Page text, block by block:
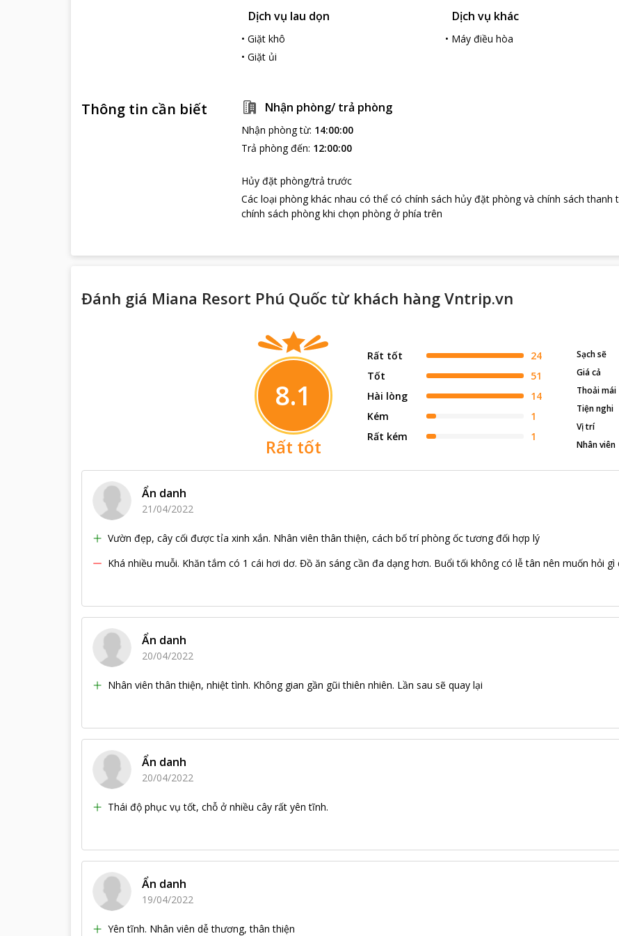
Dịch vụ lau dọn
• Giặt khô
• Giặt ủi
Dịch vụ khác
• Máy điều hòa
Thông tin cần biết Nhận phòng/ trả phòng
Nhận phòng từ: 14:00:00
Trả phòng đến: 12:00:00
Hủy đặt phòng/trả trước
Các loại phòng khác nhau có thể có chính sách hủy đặt phòng và chính sách thanh
chính sách phòng khi chọn phòng ở phía trên
Đánh giá Miana Resort Phú Quốc từ khách hàng Vntrip.vn
8.1
Rất tốt
Rất tốt
24
Tốt
51
Hài lòng
14
Kém
1
Rất kém
1
Sạch sẽ
Giá cả
Thoải mái
Tiện nghi
Vị trí
Nhân viên
Ẩn danh
21/04/2022
Vườn đẹp, cây cối được tỉa xinh xắn. Nhân viên thân thiện, cách bố trí phòng ốc tương đối hợp lý
Khá nhiều muỗi. Khăn tắm có 1 cái hơi dơ. Đồ ăn sáng cần đa dạng hơn. Buổi tối không có lễ tân nên muốn hỏi gì
Ẩn danh
20/04/2022
Nhân viên thân thiện, nhiệt tình. Không gian gần gũi thiên nhiên. Lần sau sẽ quay lại
Ẩn danh
20/04/2022
Thái độ phục vụ tốt, chỗ ở nhiều cây rất yên tĩnh.
Ẩn danh
19/04/2022
Yên tĩnh. Nhân viên dễ thương, thân thiện